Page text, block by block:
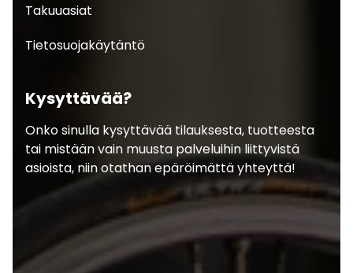
Takuuasiat
Tietosuojakäytäntö
Kysyttävää?
Onko sinulla kysyttävää tilauksesta, tuotteesta
tai mistään vain muusta palveluihin liittyvistä
asioista, niin otathan epäröimättä yhteyttä!